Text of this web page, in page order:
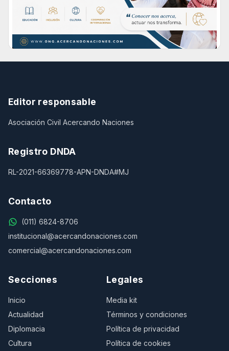
Editor responsable
Asociación Civil Acercando Naciones
Registro DNDA
RL-2021-66369778-APN-DNDA#MJ
Contacto
(011) 6824-8706
institucional@acercandonaciones.com
comercial@acercandonaciones.com
Secciones
Inicio
Actualidad
Diplomacia
Cultura
Legales
Media kit
Términos y condiciones
Política de privacidad
Política de cookies